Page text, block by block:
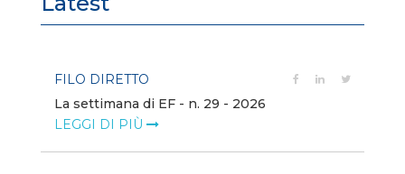
FILO DIRETTO
La settimana di EF - n. 29 - 2026
LEGGI DI PIÙ